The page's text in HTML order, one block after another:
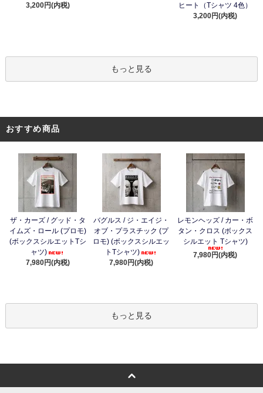
3,200円(内税)
ヒート（Tシャツ 4色）
3,200円(内税)
もっと見る
おすすめ商品
ザ・カーズ / グッド・タ
イムズ・ロール (プロモ)
(ボックスシルエットTシ
ャツ)
7,980円(内税)
バグルス / ジ・エイジ・
オブ・プラスチック (プ
ロモ) (ボックスシルエッ
トTシャツ)
7,980円(内税)
レモンヘッズ / カー・ボ
タン・クロス (ボックス
シルエット Tシャツ)
7,980円(内税)
もっと見る